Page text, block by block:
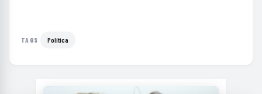
TAGS Política